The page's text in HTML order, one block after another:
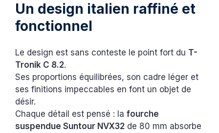
Un design italien raffiné et
fonctionnel
Le design est sans conteste le point fort du T-
Tronik C 8.2.
Ses proportions équilibrées, son cadre léger et
ses finitions impeccables en font un objet de
désir.
Chaque détail est pensé : lafourche
suspendue Suntour NVX32 de 80 mm absorbe